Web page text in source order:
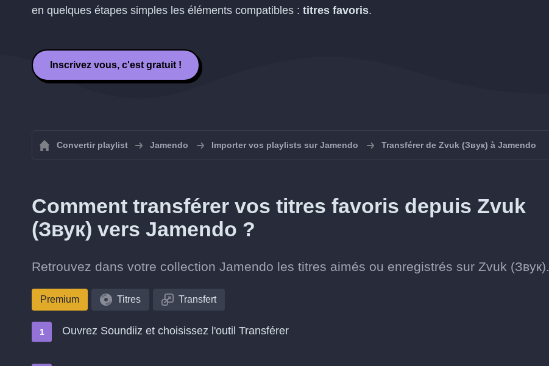
en quelques étapes simples les éléments compatibles : titres favoris.
Inscrivez vous, c'est gratuit !
Convertir playlist Jamendo Importer vos playlists sur Jamendo Transférer de Zvuk (Звук) à Jamendo
Comment transférer vos titres favoris depuis Zvuk
(Звук) vers Jamendo ?
Retrouvez dans votre collection Jamendo les titres aimés ou enregistrés sur Zvuk (Звук).
Premium Titres Transfert
Ouvrez Soundiiz et choisissez l'outil Transférer